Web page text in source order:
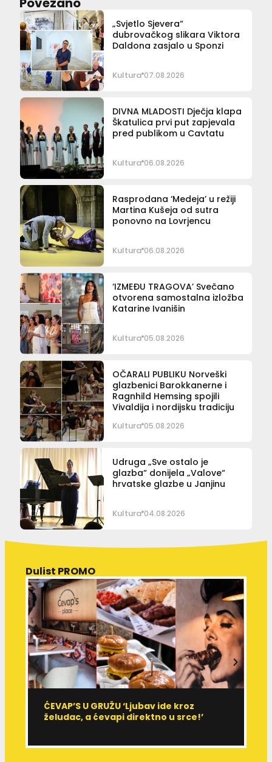
„Svjetlo Sjevera“
dubrovačkog slikara Viktora
Daldona zasjalo u Sponzi
Kultura 07.08.2026
DIVNA MLADOSTI Dječja klapa
Škatulica prvi put zapjevala
pred publikom u Cavtatu
Kultura 06.08.2026
Rasprodana ‘Medeja’ u režiji
Martina Kušeja od sutra
ponovno na Lovrjencu
Kultura 06.08.2026
‘IZMEĐU TRAGOVA’ Svečano
otvorena samostalna izložba
Katarine Ivanišin
Kultura 05.08.2026
OČARALI PUBLIKU Norveški
glazbenici Barokkanerne i
Ragnhild Hemsing spojili
Vivaldija i nordijsku tradiciju
Kultura 05.08.2026
Udruga „Sve ostalo je
glazba“ donijela „Valove“
hrvatske glazbe u Janjinu
Kultura 04.08.2026
Dulist PROMO
ĆEVAP’S U GRUŽU ‘Ljubav ide kroz
želudac, a ćevapi direktno u srce!’